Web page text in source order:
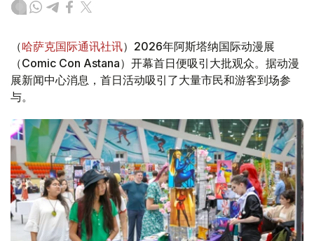
（哈萨克国际通讯社讯）2026年阿斯塔纳国际动漫展
（Comic Con Astana）开幕首日便吸引大批观众。据动漫
展新闻中心消息，首日活动吸引了大量市民和游客到场参
与。